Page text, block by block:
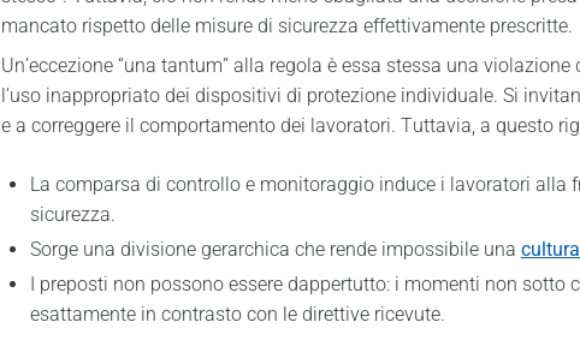
mancato rispetto delle misure di sicurezza effettivamente prescritte.
Un’eccezione “una tantum” alla regola è essa stessa una
l’uso inappropriato dei dispositivi di protezione individuale. Si
e a correggere il comportamento dei lavoratori. Tuttavia, a questo
La comparsa di controllo e monitoraggio induce i lavoratori alla
sicurezza.
Sorge una divisione gerarchica che rende impossibile una
I preposti non possono essere dappertutto: i momenti non sotto
esattamente in contrasto con le direttive ricevute.